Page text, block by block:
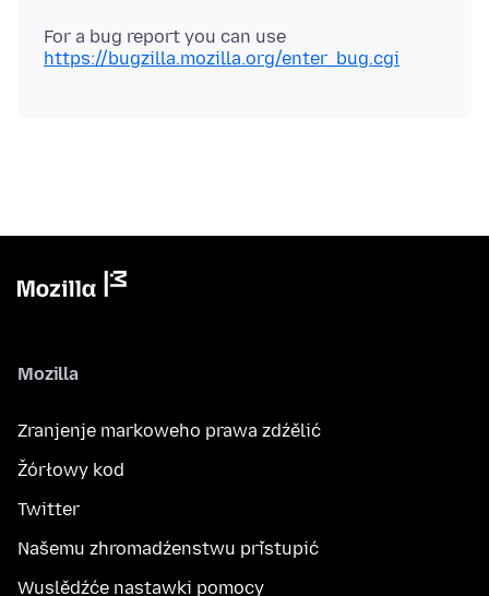
For a bug report you can use
https://bugzilla.mozilla.org/enter_bug.cgi
Mozilla
Zranjenje markoweho prawa zdźělić
Žórłowy kod
Twitter
Našemu zhromadźenstwu přistupić
Wuslědźće nastawki pomocy